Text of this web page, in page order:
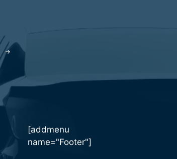
[addmenu
name="Footer"]